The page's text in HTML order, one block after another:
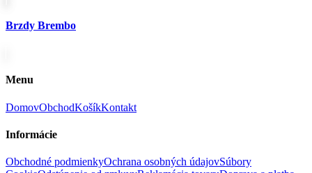
Brzdy Brembo
Menu
DomovObchodKošíkKontakt
Informácie
Obchodné podmienkyOchrana osobných údajovSúbory